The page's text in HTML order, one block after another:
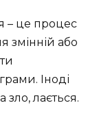
– це процес
змінній або
Іноді
зло, лається.